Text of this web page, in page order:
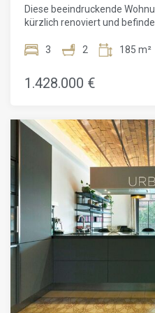
erwerben und sie ganz nach
Bedürfnissen zu
uns bitte für weitere
volle Potenzial dieser
Diese beeindruckende
kürzlich renoviert und
Gràcia und der Plaça
Lebensstil in einer der
Barcelona. Gelegen im
Doppelzimmer, zwei Bäder,
Esszimmer mit offener
Hochwertige Ausstattung
sich zu einem
Beim Betreten der Wohnung
Vorraum begrüßt, der zur
Das Wohn- / Esszimmer
Unterhaltung mit direktem
das mediterrane Klima zu
bietet Privatsphäre und
das sich zu einem Innenhof
beeindruckenden
Ankleidezimmer. Das dritte
Zugang zum Balkon und teilt
3 2 185 m²
1.428.000 €